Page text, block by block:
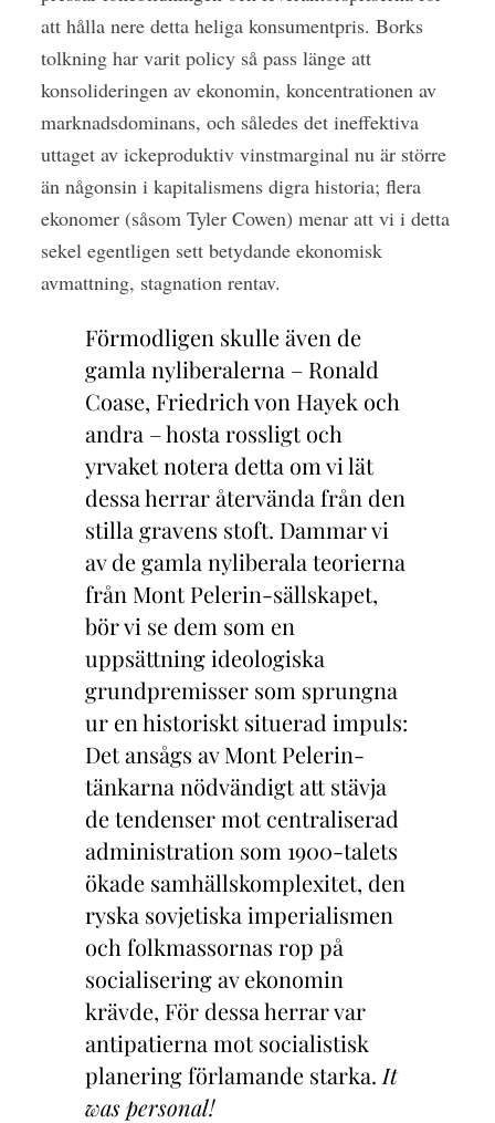
att hålla nere detta heliga konsumentpris. Borks
tolkning har varit policy så pass länge att
konsolideringen av ekonomin, koncentrationen av
marknadsdominans, och således det ineffektiva
uttaget av ickeproduktiv vinstmarginal nu är större
än någonsin i kapitalismens digra historia; flera
ekonomer (såsom Tyler Cowen) menar att vi i detta
sekel egentligen sett betydande ekonomisk
avmattning, stagnation rentav.
Förmodligen skulle även de
gamla nyliberalerna – Ronald
Coase, Friedrich von Hayek och
andra – hosta rossligt och
yrvaket notera detta om vi lät
dessa herrar återvända från den
stilla gravens stoft. Dammar vi
av de gamla nyliberala teorierna
från Mont Pelerin-sällskapet,
bör vi se dem som en
uppsättning ideologiska
grundpremisser som sprungna
ur en historiskt situerad impuls:
Det ansågs av Mont Pelerin-
tänkarna nödvändigt att stävja
de tendenser mot centraliserad
administration som 1900-talets
ökade samhällskomplexitet, den
ryska sovjetiska imperialismen
och folkmassornas rop på
socialisering av ekonomin
krävde, För dessa herrar var
antipatierna mot socialistisk
planering förlamande starka. It
was personal!